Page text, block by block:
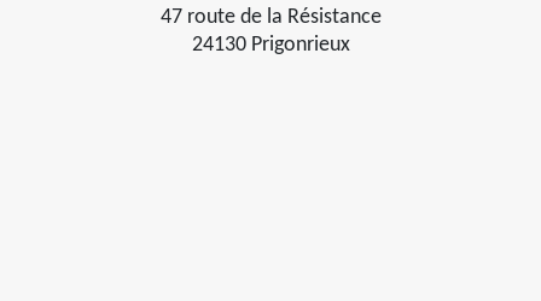
47 route de la Résistance
24130 Prigonrieux